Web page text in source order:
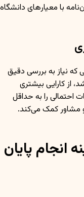
با معیارهای دانشگاه
که نیاز به بررسی دقیق
از کارایی بیشتری
احتمالی را به حداقل
و مشاور کمک می‌کند.
انجام پایان